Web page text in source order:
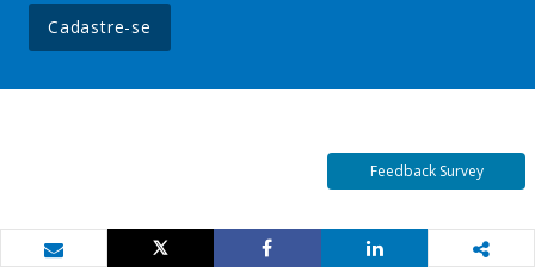
Cadastre-se
Feedback Survey